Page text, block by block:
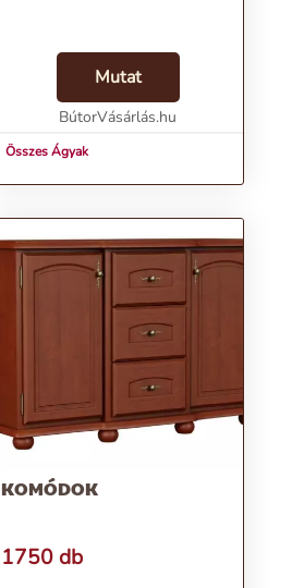
Mutat
BútorVásárlás.hu
Összes Ágyak
KOMÓDOK
1750 db